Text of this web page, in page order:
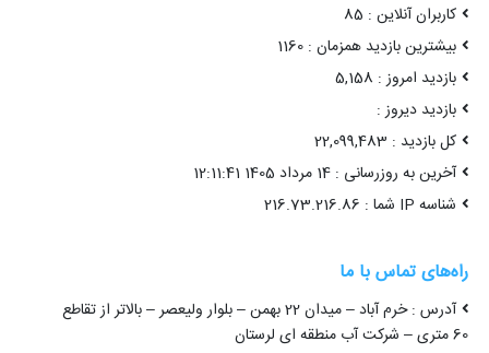
کاربران آنلاین : 85
بیشترین بازدید همزمان : 1160
بازدید امروز : 5,158
بازدید دیروز :
کل بازدید : 22,099,483
آخرین به روزرسانی : 14 مرداد 1405 12:11:41
شناسه IP شما : 216.73.216.86
راه‌های تماس با ما
آدرس : خرم آباد – میدان 22 بهمن – بلوار ولیعصر – بالاتر از تقاطع
60 متری – شرکت آب منطقه ای لرستان